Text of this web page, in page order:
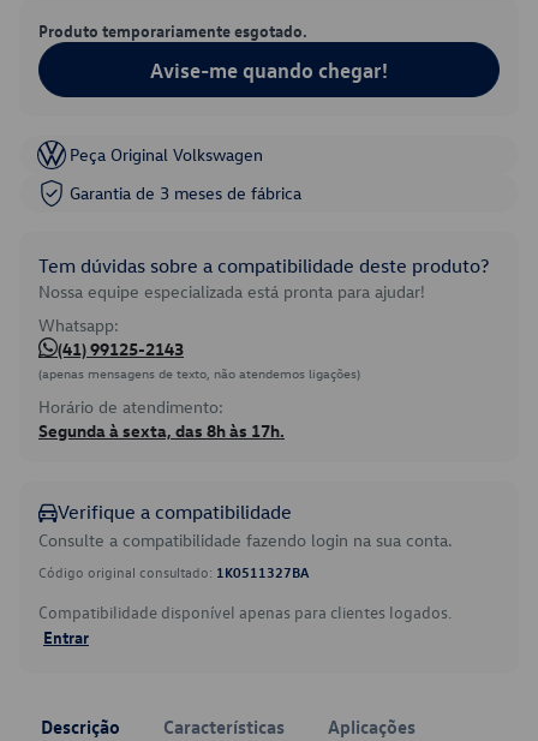
Produto temporariamente esgotado.
Avise-me quando chegar!
Peça Original Volkswagen
Garantia de 3 meses de fábrica
Tem dúvidas sobre a compatibilidade deste produto?
Nossa equipe especializada está pronta para ajudar!
Whatsapp:
(41) 99125-2143
(apenas mensagens de texto, não atendemos ligações)
Horário de atendimento:
Segunda à sexta, das 8h às 17h.
Verifique a compatibilidade
Consulte a compatibilidade fazendo login na sua conta.
Código original consultado: 1K0511327BA
Compatibilidade disponível apenas para clientes logados.
Entrar
Descrição Características Aplicações